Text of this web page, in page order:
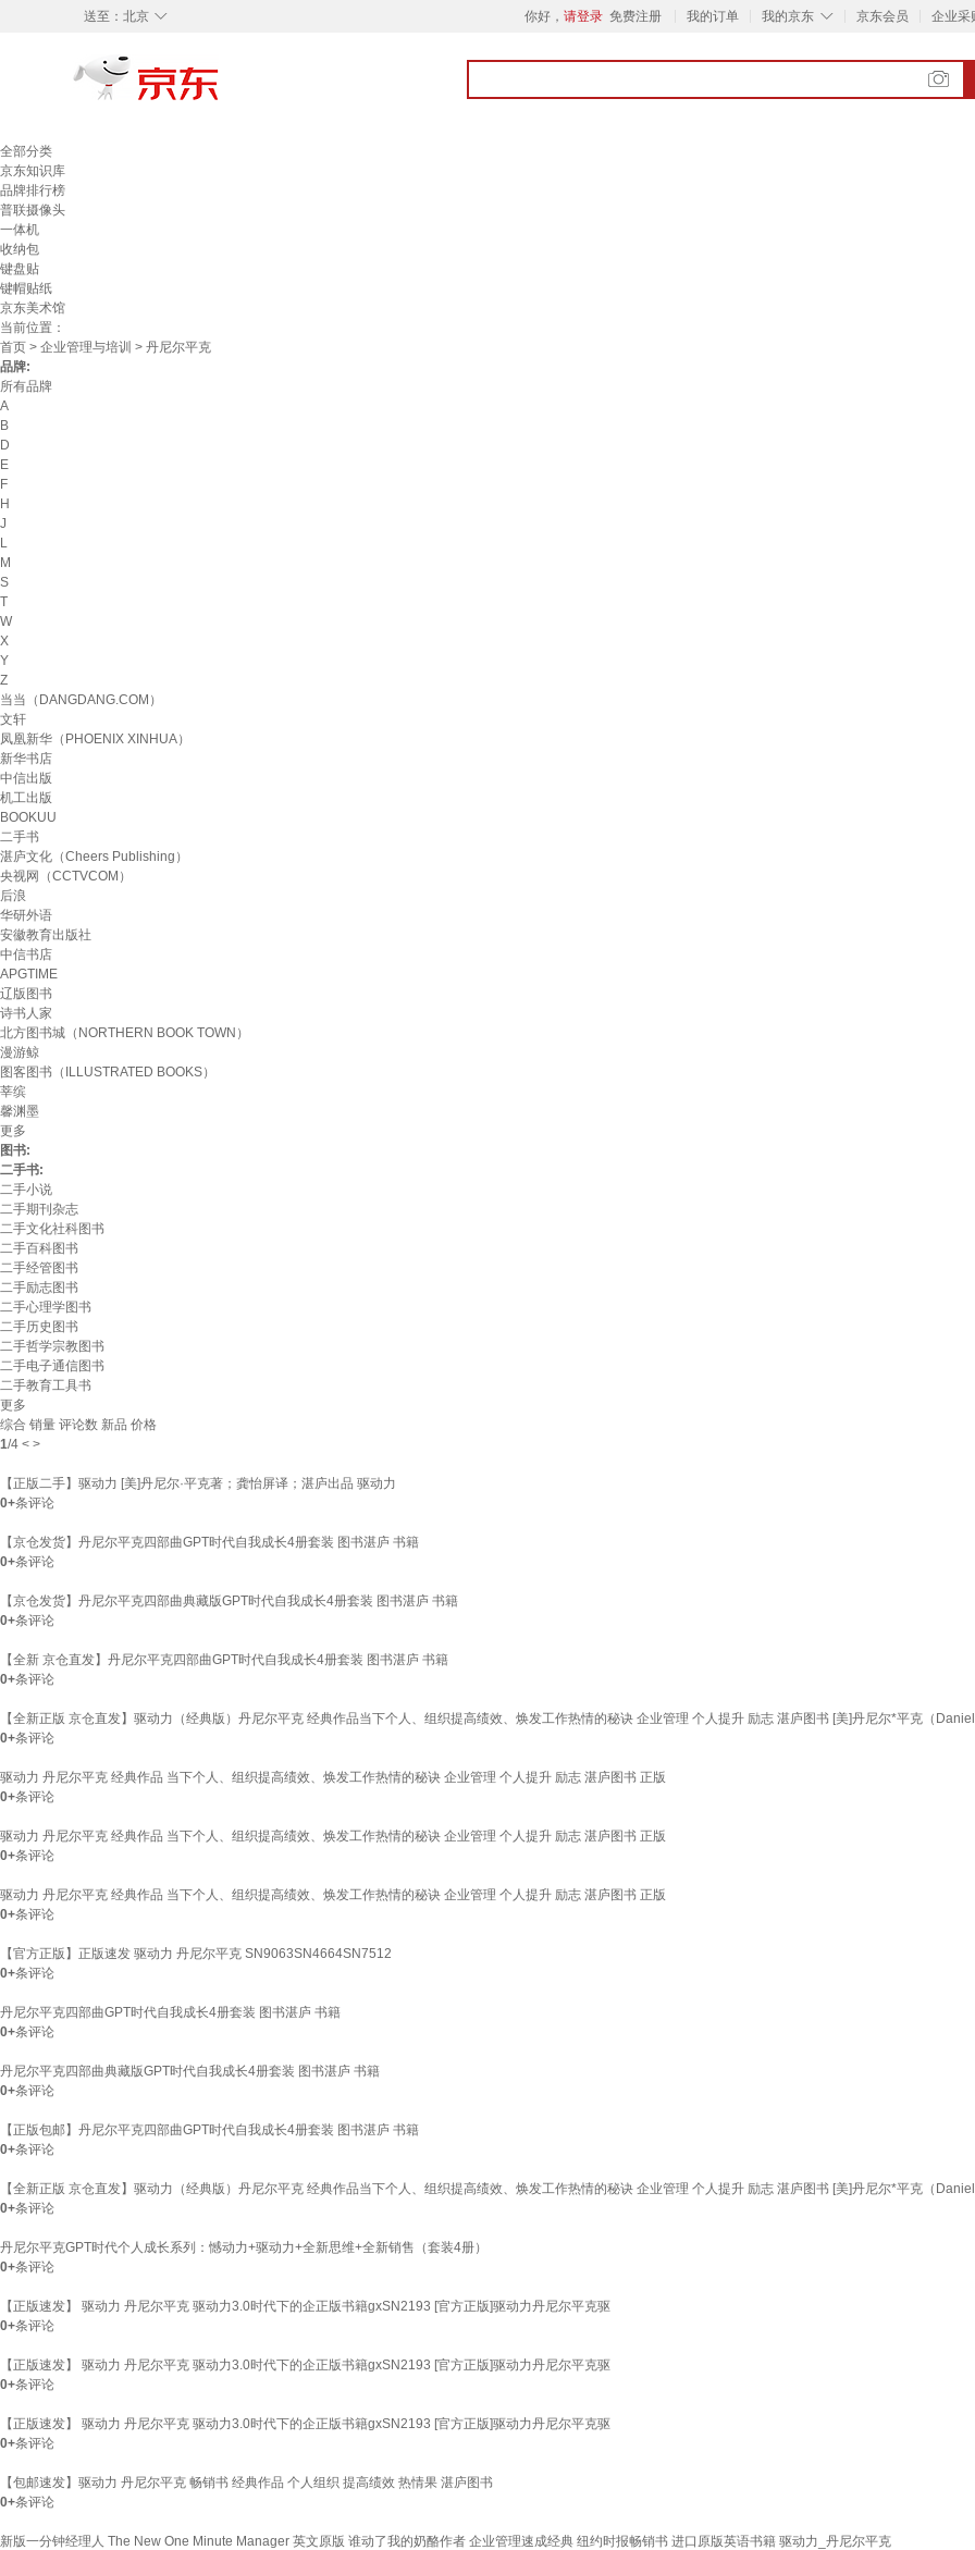
◇
送至： 北京 你好， 请登录 免费注册 我的订单 ◇
我的京东 京东会员 企业采
全部分类
京东知识库
品牌排行榜
普联摄像头
一体机
收纳包
键盘贴
键帽贴纸
京东美术馆
当前位置：
首页 > 企业管理与培训 > 丹尼尔平克
品牌:
所有品牌
A
B
D
E
F
H
J
L
M
S
T
W
X
Y
Z
当当（DANGDANG.COM）
文轩
凤凰新华（PHOENIX XINHUA）
新华书店
中信出版
机工出版
BOOKUU
二手书
湛庐文化（Cheers Publishing）
央视网（CCTVCOM）
后浪
华研外语
安徽教育出版社
中信书店
APGTIME
辽版图书
诗书人家
北方图书城（NORTHERN BOOK TOWN）
漫游鲸
图客图书（ILLUSTRATED BOOKS）
莘缤
馨渊墨
更多
图书:
二手书:
二手小说
二手期刊杂志
二手文化社科图书
二手百科图书
二手经管图书
二手励志图书
二手心理学图书
二手历史图书
二手哲学宗教图书
二手电子通信图书
二手教育工具书
更多
综合 销量 评论数 新品 价格
1/4 < >
【正版二手】驱动力 [美]丹尼尔·平克著；龚怡屏译；湛庐出品 驱动力
0+条评论
【京仓发货】丹尼尔平克四部曲GPT时代自我成长4册套装 图书湛庐 书籍
0+条评论
【京仓发货】丹尼尔平克四部曲典藏版GPT时代自我成长4册套装 图书湛庐 书籍
0+条评论
【全新 京仓直发】丹尼尔平克四部曲GPT时代自我成长4册套装 图书湛庐 书籍
0+条评论
【全新正版 京仓直发】驱动力（经典版）丹尼尔平克 经典作品当下个人、组织提高绩效、焕发工作热情的秘诀 企业管理 个人提升 励志 湛庐图书 [美]丹尼尔*平克（
0+条评论
驱动力 丹尼尔平克 经典作品 当下个人、组织提高绩效、焕发工作热情的秘诀 企业管理 个人提升 励志 湛庐图书 正版
0+条评论
驱动力 丹尼尔平克 经典作品 当下个人、组织提高绩效、焕发工作热情的秘诀 企业管理 个人提升 励志 湛庐图书 正版
0+条评论
驱动力 丹尼尔平克 经典作品 当下个人、组织提高绩效、焕发工作热情的秘诀 企业管理 个人提升 励志 湛庐图书 正版
0+条评论
【官方正版】正版速发 驱动力 丹尼尔平克 SN9063SN4664SN7512
0+条评论
丹尼尔平克四部曲GPT时代自我成长4册套装 图书湛庐 书籍
0+条评论
丹尼尔平克四部曲典藏版GPT时代自我成长4册套装 图书湛庐 书籍
0+条评论
【正版包邮】丹尼尔平克四部曲GPT时代自我成长4册套装 图书湛庐 书籍
0+条评论
【全新正版 京仓直发】驱动力（经典版）丹尼尔平克 经典作品当下个人、组织提高绩效、焕发工作热情的秘诀 企业管理 个人提升 励志 湛庐图书 [美]丹尼尔*平克（
0+条评论
丹尼尔平克GPT时代个人成长系列：憾动力+驱动力+全新思维+全新销售（套装4册）
0+条评论
【正版速发】 驱动力 丹尼尔平克 驱动力3.0时代下的企正版书籍gxSN2193 [官方正版]驱动力丹尼尔平克驱
0+条评论
【正版速发】 驱动力 丹尼尔平克 驱动力3.0时代下的企正版书籍gxSN2193 [官方正版]驱动力丹尼尔平克驱
0+条评论
【正版速发】 驱动力 丹尼尔平克 驱动力3.0时代下的企正版书籍gxSN2193 [官方正版]驱动力丹尼尔平克驱
0+条评论
【包邮速发】驱动力 丹尼尔平克 畅销书 经典作品 个人组织 提高绩效 热情果 湛庐图书
0+条评论
新版一分钟经理人 The New One Minute Manager 英文原版 谁动了我的奶酪作者 企业管理速成经典 纽约时报畅销书 进口原版英语书籍 驱动力_丹尼尔平克